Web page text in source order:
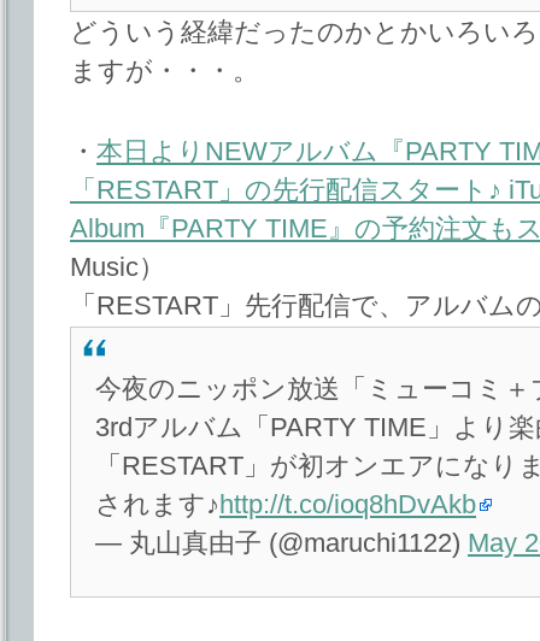
どういう経緯だったのかとかいろい
ますが・・・。
・ 本日よりNEWアルバム『PARTY
「RESTART」の先行配信スタート♪
Album『PARTY TIME』の予約注文も
Music）
「RESTART」先行配信で、アルバム
今夜のニッポン放送「ミューコミ
3rdアルバム「PARTY TIME」より
「RESTART」が初オンエアにな
されます♪http://t.co/ioq8hDvAkb
— 丸山真由子 (@maruchi1122) May